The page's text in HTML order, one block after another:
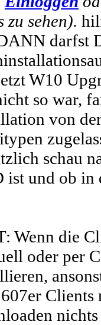
zu sehen).
darfst
W10
so war,
von
schau
ist und ob in
Wenn die
oder per
Clients